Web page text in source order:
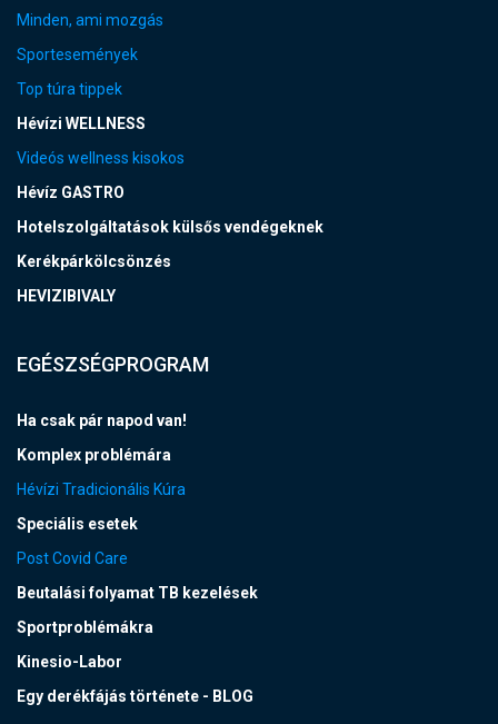
Minden, ami mozgás
Sportesemények
Top túra tippek
Hévízi WELLNESS
Videós wellness kisokos
Hévíz GASTRO
Hotelszolgáltatások külsős vendégeknek
Kerékpárkölcsönzés
HEVIZIBIVALY
EGÉSZSÉGPROGRAM
Ha csak pár napod van!
Komplex problémára
Hévízi Tradicionális Kúra
Speciális esetek
Post Covid Care
Beutalási folyamat TB kezelések
Sportproblémákra
Kinesio-Labor
Egy derékfájás története - BLOG